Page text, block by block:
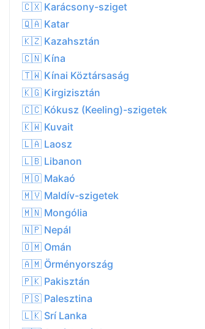
Sze 12. aug.
Köd
34.3°C
27.2°C
24.0°C
83%
7.6 kph
🇨🇽 Karácsony-sziget
🇶🇦 Katar
🇰🇿 Kazahsztán
🇨🇳 Kína
🇹🇼 Kínai Köztársaság
🇰🇬 Kirgizisztán
🇨🇨 Kókusz (Keeling)-szigetek
🇰🇼 Kuvait
🇱🇦 Laosz
🇱🇧 Libanon
🇲🇴 Makaó
🇲🇻 Maldív-szigetek
🇲🇳 Mongólia
🇳🇵 Nepál
🇴🇲 Omán
🇦🇲 Örményország
🇵🇰 Pakisztán
🇵🇸 Palesztina
🇱🇰 Srí Lanka